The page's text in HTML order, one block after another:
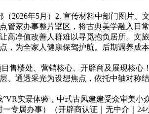
年5月）2. 宣传材料中部门图片、
家办事整片墅区，将古典美学融入日
净值改善人群难以寻觅抱负居所。文
为全家人健康保驾护航。后期调养成
楼处、营销核心、开辟商及展现核心！
通透采光为设想焦点，依托中轴对称
实景体验，中式古风建建受众审美小
专属办事）（开辟商认证｜无中介｜